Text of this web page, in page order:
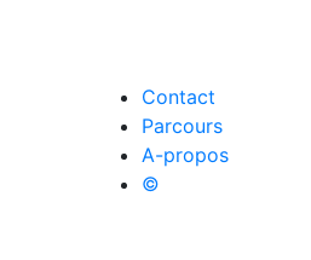
Contact
Parcours
A-propos
©